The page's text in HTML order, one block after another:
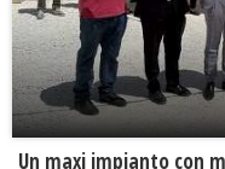
Un maxi impianto con